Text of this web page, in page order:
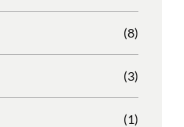
(8)
(3)
(1)